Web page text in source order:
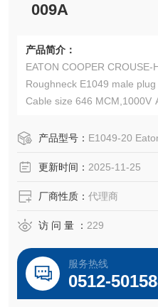
009A
产品简介：
EATON COOPER
Roughneck E1049 male
Cable size 646 MCM,1000V
Eaton Crouse-Hinds总代理-
产品型号： E1049-20
更新时间： 2025-11-25
厂商性质： 代理商
访 问 量 ： 229
服务热线
0512-